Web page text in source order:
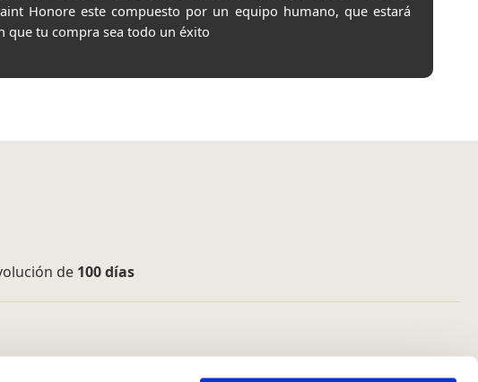
Honore este compuesto por un equipo humano, que estará
que tu compra sea todo un éxito
de 100 días